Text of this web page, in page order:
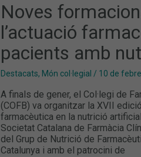
Noves
l’actuació
pacients amb
Destacats, Món col·legial / 10 de
A finals de gener, el Col·legi de
(COFB) va organitzar la XVII
farmacèutica en la nutrició
Societat Catalana de Farmàcia
del Grup de Nutrició de
Catalunya i amb el patrocini de